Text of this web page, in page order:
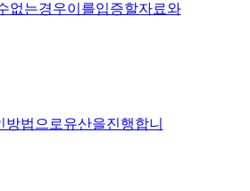
없는경우이를입증할자료와
법으로유산을진행합니